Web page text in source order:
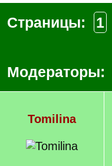
Страницы: 1
Модераторы:
Tomilina